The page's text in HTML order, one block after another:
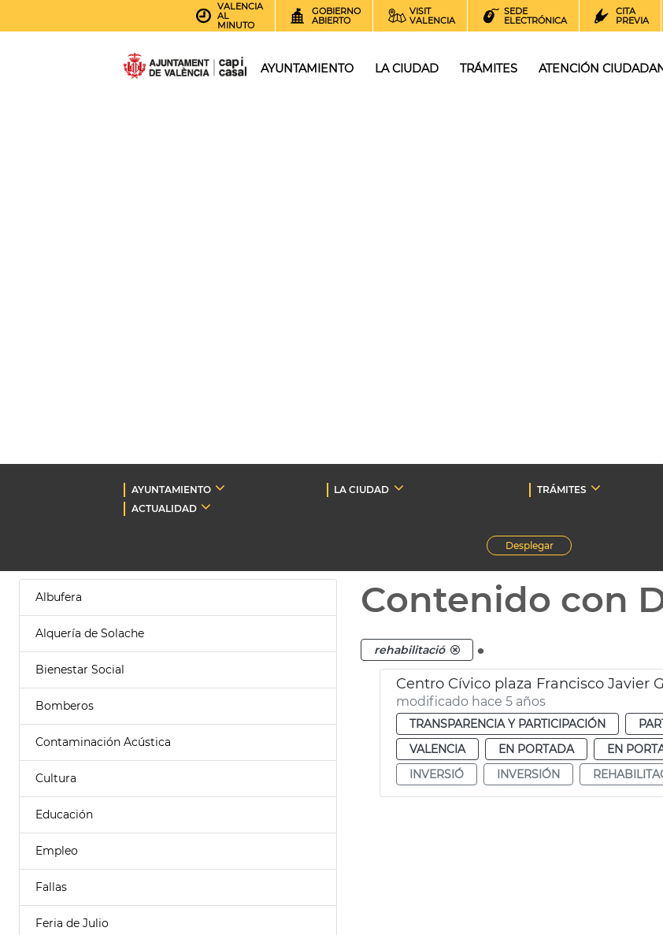
VALENCIA
AL
MINUTO
GOBIERNO
ABIERTO
VISIT
VALENCIA
SEDE
ELECTRÓNICA
CITA
PREVIA
AYUNTAMIENTO LA CIUDAD TRÁMITES ATENCIÓN
AYUNTAMIENTO LA CIUDAD TRÁMITES
ACTUALIDAD
Desplegar
Albufera
Alquería de Solache
Bienestar Social
Bomberos
Contaminación Acústica
Cultura
Educación
Empleo
Fallas
Feria de Julio
Contenido con
rehabilitació .
Centro Cívico plaza Francisco Javier
modificado hace 5 años
TRANSPARENCIA Y PARTICIPACIÓN
VALENCIA
EN PORTADA EN
INVERSIÓ
INVERSIÓN